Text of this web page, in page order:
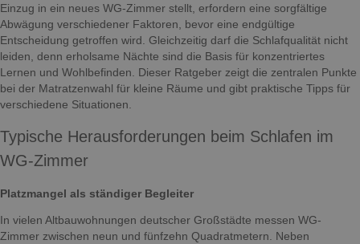
Einzug in ein neues WG-Zimmer stellt, erfordern eine sorgfältige
Abwägung verschiedener Faktoren, bevor eine endgültige
Entscheidung getroffen wird. Gleichzeitig darf die Schlafqualität nicht
leiden, denn erholsame Nächte sind die Basis für konzentriertes
Lernen und Wohlbefinden. Dieser Ratgeber zeigt die zentralen Punkte
bei der Matratzenwahl für kleine Räume und gibt praktische Tipps für
verschiedene Situationen.
Typische Herausforderungen beim Schlafen im
WG-Zimmer
Platzmangel als ständiger Begleiter
In vielen Altbauwohnungen deutscher Großstädte messen WG-
Zimmer zwischen neun und fünfzehn Quadratmetern. Neben